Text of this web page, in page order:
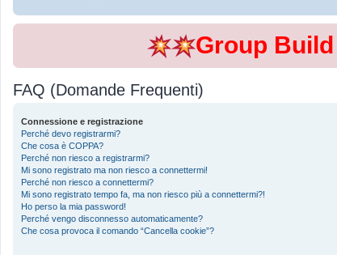
Group Build
FAQ (Domande Frequenti)
Connessione e registrazione
Perché devo registrarmi?
Che cosa è COPPA?
Perché non riesco a registrarmi?
Mi sono registrato ma non riesco a connettermi!
Perché non riesco a connettermi?
Mi sono registrato tempo fa, ma non riesco più a connettermi?!
Ho perso la mia password!
Perché vengo disconnesso automaticamente?
Che cosa provoca il comando “Cancella cookie”?